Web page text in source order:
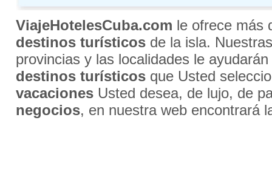
ViajeHotelesCuba.com le ofrece más
destinos turísticosde la isla.
provincias y las localidades le
destinos turísticosque Usted
vacacionesUsted desea, de lujo, de
negocios, en nuestra web encontrará